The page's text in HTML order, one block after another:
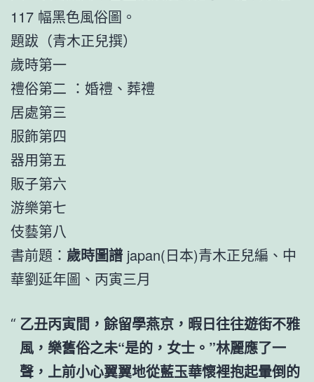
117 幅黑色風俗圖。
題跋（青木正兒撰）
歲時第一
禮俗第二 ：婚禮、葬禮
居處第三
服飾第四
器用第五
販子第六
游樂第七
伎藝第八
書前題： 歲時圖譜 japan(日本)青木正兒編、中
華劉延年圖、丙寅三月
乙丑丙寅間，餘留學燕京，暇日往往遊街不雅
風，樂舊俗之未“是的，女士。”林麗應了一
聲，上前小心翼翼地從藍玉華懷裡抱起暈倒的